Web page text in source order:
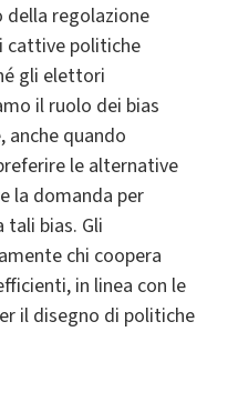
regolazione
cattive politiche
gli elettori
il ruolo dei bias
quando
le alternative
la domanda per
bias. Gli
chi coopera
in linea con le
il disegno di politiche